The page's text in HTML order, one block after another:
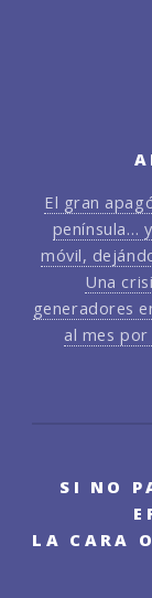
El gran
península…
móvil,
Una
generadores
al mes
SI NO
LA CARA